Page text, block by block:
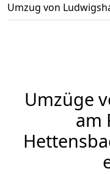
Umzug von
Umzüge
am